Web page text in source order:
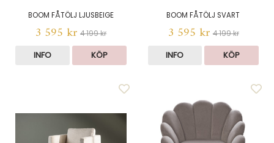
BOOM FÅTÖLJ LJUSBEIGE
3 595 kr 4 199 kr
INFO KÖP
BOOM FÅTÖLJ SVART
3 595 kr 4 199 kr
INFO KÖP